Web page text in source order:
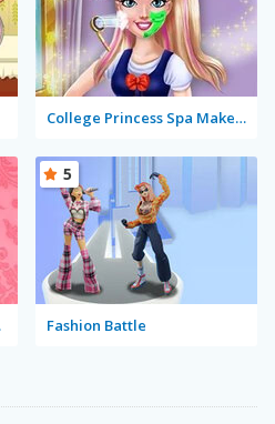
College Princess Spa Makeup
Up Fashion Battle
5